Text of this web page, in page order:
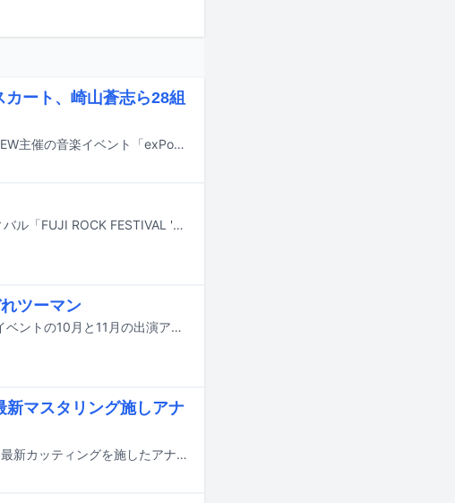
ート、崎山蒼志ら28組
11月15日に東京・渋谷の7会場にて開催されるカルチャーメディア・NiEW主催の音楽イベント「exPoP!!!!!再会 2026」の出演アーティスト第1弾が発表された。
7月24日から26日まで新潟・苗場スキー場で開催される野外フェスティバル「FUJI ROCK FESTIVAL '26」の模様が、9月19日から21日の3日間にわたりフジテレビNEXT ライブ・プレミアムおよびフジテレビNEXTsmartで放送、配信される。
ツーマン
SCOOBIE DOが東京・新代田FEVERで開催しているマンスリーライブイベントの10月と11月の出演アーティストが決定した。
マスタリング施しアナ
サニーデイ・サービスの代表作の1つ「東京」の発売30周年を記念し、最新カッティングを施したアナログ盤と最新マスタリングによるBlu-specCD2および配信版が8月26日にリリースされる。